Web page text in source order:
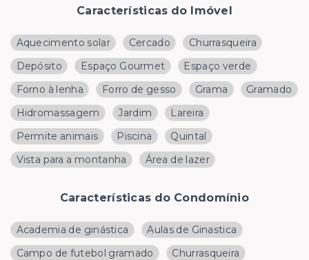
Características do Imóvel
Aquecimento solar Cercado
Churrasqueira
Depósito
Espaço Gourmet
Espaço verde
Forno à lenha
Forro de gesso Grama
Gramado
Hidromassagem
Jardim
Lareira
Permite animais
Piscina
Quintal
Vista para a montanha
Área de lazer
Características do Condomínio
Academia de ginástica
Aulas de Ginastica
Campo de futebol gramado
Churrasqueira